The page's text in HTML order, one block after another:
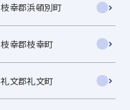
枝幸郡浜頓別町
枝幸郡枝幸町
礼文郡礼文町